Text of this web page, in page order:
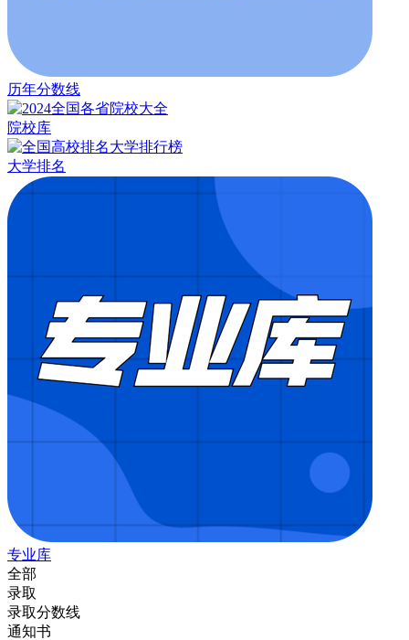
历年分数线
院校库
大学排名
专业库
全部
录取
录取分数线
通知书